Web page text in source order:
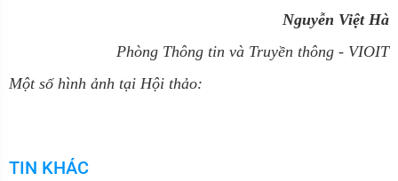
Nguyễn Việt Hà
Phòng Thông tin và Truyền thông - VIOIT
Một số hình ảnh tại Hội thảo:
TIN KHÁC